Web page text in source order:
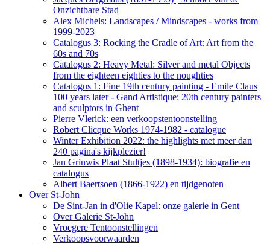
Onzichtbare Stad
Alex Michels: Landscapes / Mindscapes - works from
1999-2023
Catalogus 3: Rocking the Cradle of Art: Art from the
60s and 70s
Catalogus 2: Heavy Metal: Silver and metal Objects
from the eighteen eighties to the noughties
Catalogus 1: Fine 19th century painting - Emile Claus
100 years later - Gand Artistique: 20th century painters
and sculptors in Ghent
Pierre Vlerick: een verkoopstentoonstelling
Robert Clicque Works 1974-1982 - catalogue
Winter Exhibition 2022: the highlights met meer dan
240 pagina's kijkplezier!
Jan Grinwis Plaat Stultjes (1898-1934): biografie en
catalogus
Albert Baertsoen (1866-1922) en tijdgenoten
Over St-John
De Sint-Jan in d'Olie Kapel: onze galerie in Gent
Over Galerie St-John
Vroegere Tentoonstellingen
Verkoopsvoorwaarden